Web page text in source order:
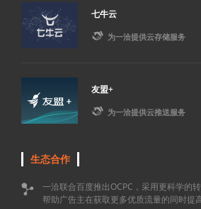
七牛云
 为一洽提供云存储服务
友盟+
 为一洽提供云推送服务
生态合作

一洽联合百度推出OCPC，采用更科学的
帮助广告主在获取更多优质流量的同时提